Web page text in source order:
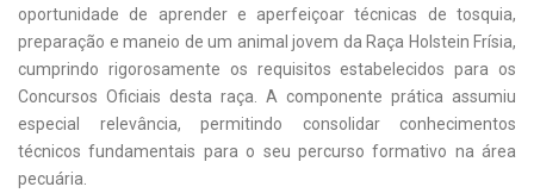
oportunidade de aprender e aperfeiçoar técnicas de tosquia,
preparação e maneio de um animal jovem da Raça Holstein Frísia,
cumprindo rigorosamente os requisitos estabelecidos para os
Concursos Oficiais desta raça. A componente prática assumiu
especial relevância, permitindo consolidar conhecimentos
técnicos fundamentais para o seu percurso formativo na área
pecuária.